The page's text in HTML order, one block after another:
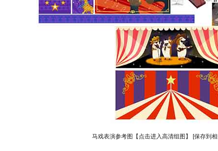
马戏表演参考图【点击进入高清组图】 [保存到